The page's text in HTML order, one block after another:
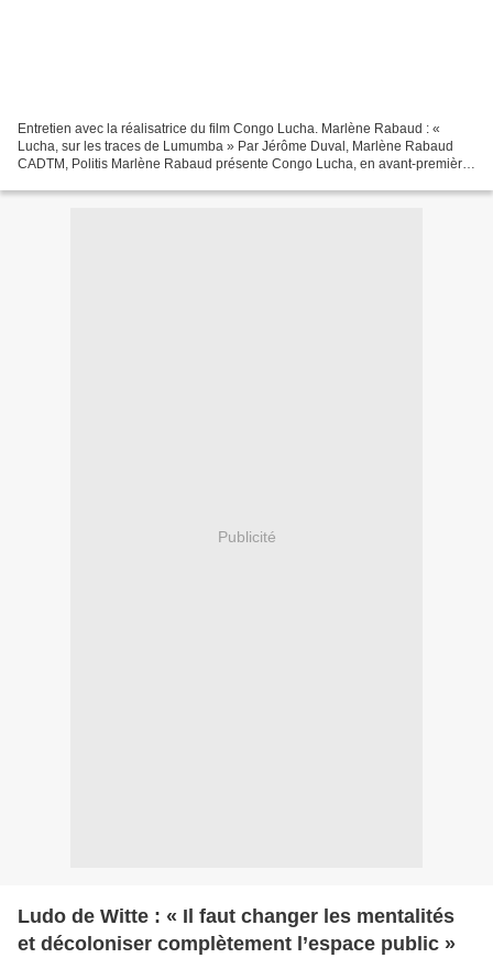
Entretien avec la réalisatrice du film Congo Lucha. Marlène Rabaud : «
Lucha, sur les traces de Lumumba » Par Jérôme Duval, Marlène Rabaud
CADTM, Politis Marlène Rabaud présente Congo Lucha, en avant-première
Publicité
Ludo de Witte : « Il faut changer les mentalités
et décoloniser complètement l’espace public »